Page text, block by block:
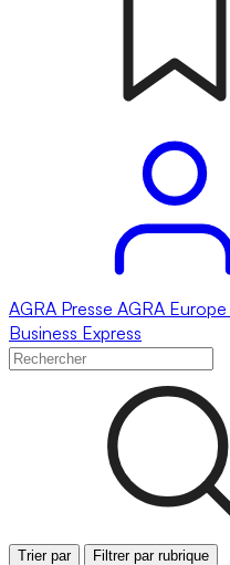
AGRA Presse AGRA Europe
Business Express
Trier par Filtrer par rubrique